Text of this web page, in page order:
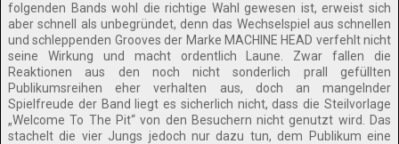
folgenden Bands wohl die richtige Wahl gewesen ist, erweist sich
aber schnell als unbegründet, denn das Wechselspiel aus schnellen
und schleppenden Grooves der Marke MACHINE HEAD verfehlt nicht
seine Wirkung und macht ordentlich Laune. Zwar fallen die
Reaktionen aus den noch nicht sonderlich prall gefüllten
Publikumsreihen eher verhalten aus, doch an mangelnder
Spielfreude der Band liegt es sicherlich nicht, dass die Steilvorlage
„Welcome To The Pit“ von den Besuchern nicht genutzt wird. Das
stachelt die vier Jungs jedoch nur dazu tun, dem Publikum eine